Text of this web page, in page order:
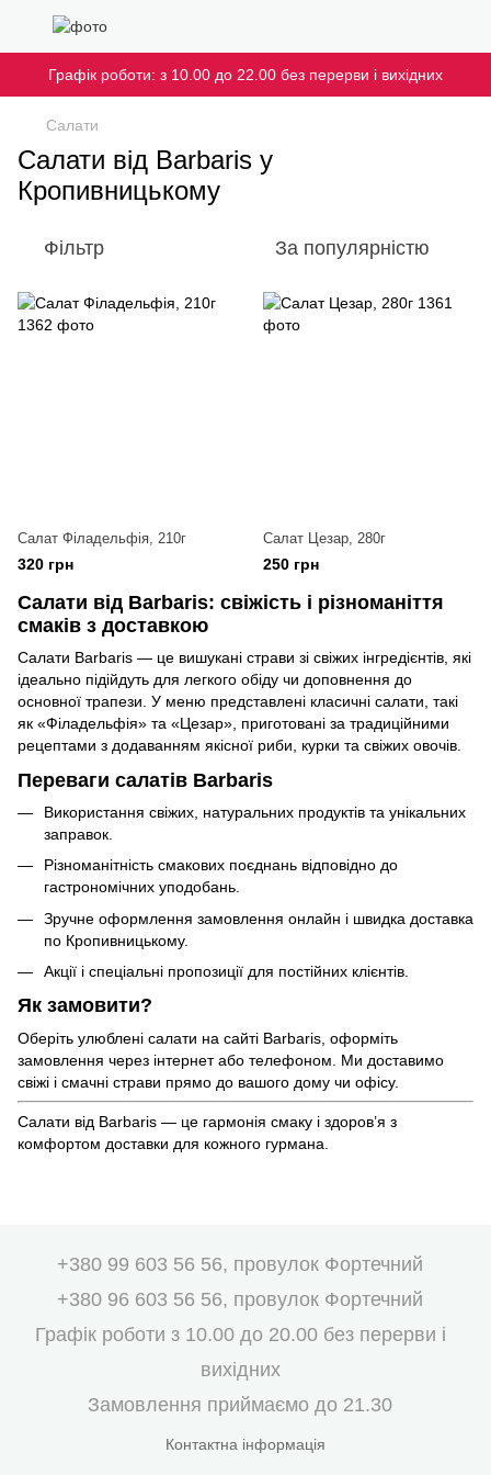
Графік роботи: з 10.00 до 22.00 без перерви і вихідних
Салати
Салати від Barbaris у
Кропивницькому
Фільтр За популярністю
Салат Філадельфія, 210г
320 грн
Салат Цезар, 280г
250 грн
Салати від Barbaris: свіжість і різноманіття
смаків з доставкою
Салати Barbaris — це вишукані страви зі свіжих інгредієнтів, які
ідеально підійдуть для легкого обіду чи доповнення до
основної трапези. У меню представлені класичні салати, такі
як «Філадельфія» та «Цезар», приготовані за традиційними
рецептами з додаванням якісної риби, курки та свіжих овочів.
Переваги салатів Barbaris
Використання свіжих, натуральних продуктів та унікальних
заправок.
Різноманітність смакових поєднань відповідно до
гастрономічних уподобань.
Зручне оформлення замовлення онлайн і швидка доставка
по Кропивницькому.
Акції і спеціальні пропозиції для постійних клієнтів.
Як замовити?
Оберіть улюблені салати на сайті Barbaris, оформіть
замовлення через інтернет або телефоном. Ми доставимо
свіжі і смачні страви прямо до вашого дому чи офісу.
Салати від Barbaris — це гармонія смаку і здоров’я з
комфортом доставки для кожного гурмана.
+380 99 603 56 56, провулок Фортечний
+380 96 603 56 56, провулок Фортечний
Графік роботи з 10.00 до 20.00 без перерви і
вихідних
Замовлення приймаємо до 21.30
Контактна інформація